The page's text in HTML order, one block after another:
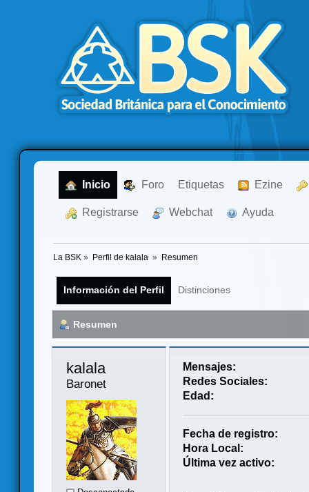
Inicio Foro Etiquetas Ezine
Registrarse Webchat Ayuda
La BSK » Perfil de kalala » Resumen
Información del Perfil Distinciones
Resumen
kalala
Baronet
Mensajes:
Redes Sociales:
Edad:
Fecha de registro:
Hora Local:
Última vez activo: